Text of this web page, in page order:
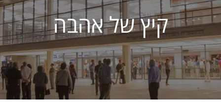
קיץ של אהבה